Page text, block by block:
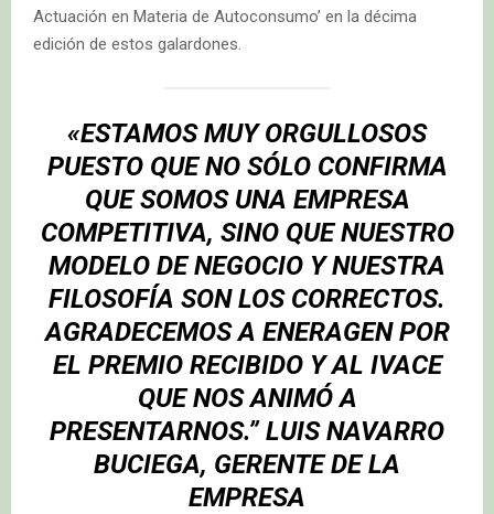
Actuación en Materia de Autoconsumo’ en la décima
edición de estos galardones.
«ESTAMOS MUY ORGULLOSOS
PUESTO QUE NO SÓLO CONFIRMA
QUE SOMOS UNA EMPRESA
COMPETITIVA, SINO QUE NUESTRO
MODELO DE NEGOCIO Y NUESTRA
FILOSOFÍA SON LOS CORRECTOS.
AGRADECEMOS A ENERAGEN POR
EL PREMIO RECIBIDO Y AL IVACE
QUE NOS ANIMÓ A
PRESENTARNOS.”LUIS NAVARRO
BUCIEGA, GERENTE DE LA
EMPRESA